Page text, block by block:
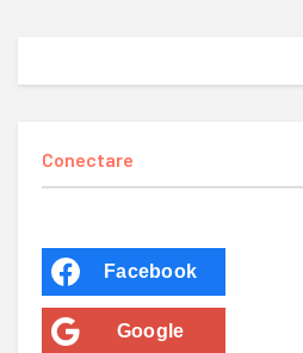
Conectare
Facebook
Google